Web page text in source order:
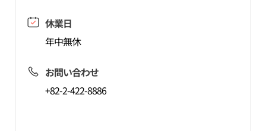
休業日
年中無休
お問い合わせ
+82-2-422-8886